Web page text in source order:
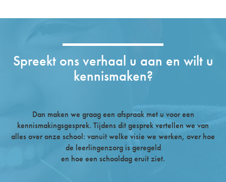
Spreekt ons verhaal u aan en wilt u
kennismaken?
Dan maken we graag een afspraak met u voor een
kennismakingsgesprek. Tijdens dit gesprek vertellen we van
alles over onze school: vanuit welke visie we werken, over hoe
de leerlingenzorg is geregeld
en hoe een schooldag eruit ziet.